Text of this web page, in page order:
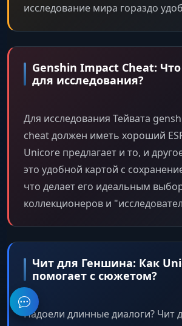
исследование мира гораздо
Genshin Impact Cheat:
для исследования?
Для исследования Тейвата
cheat должен иметь хороший
Unicore предлагает и то, и
это удобной картой с
что делает его идеальным
коллекционеров и
Чит для Геншина: Как
помогает с сюжетом?
Надоели длинные диалоги? Чит